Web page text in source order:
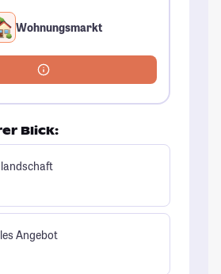
Wohnungsmarkt
Blick:
Angebot